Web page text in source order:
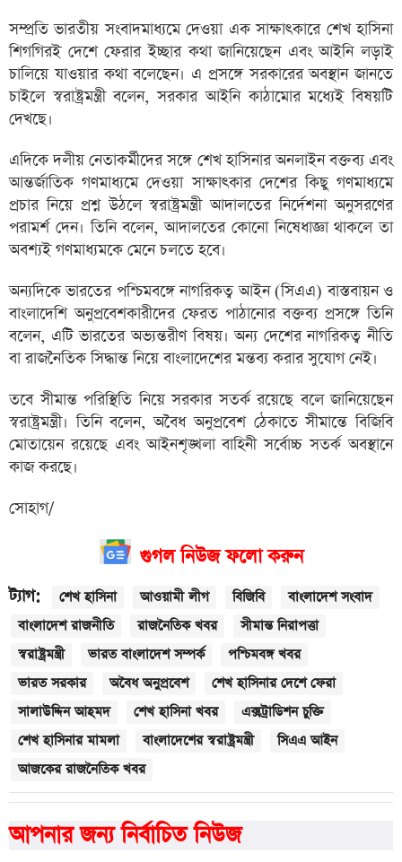
সম্প্রতি ভারতীয় সংবাদমাধ্যমে দেওয়া এক সাক্ষাৎকারে শেখ হাসিনা
শিগগিরই দেশে ফেরার ইচ্ছার কথা জানিয়েছেন এবং আইনি লড়াই
চালিয়ে যাওয়ার কথা বলেছেন। এ প্রসঙ্গে সরকারের অবস্থান জানতে
চাইলে স্বরাষ্ট্রমন্ত্রী বলেন, সরকার আইনি কাঠামোর মধ্যেই বিষয়টি
দেখছে।
এদিকে দলীয় নেতাকর্মীদের সঙ্গে শেখ হাসিনার অনলাইন বক্তব্য এবং
আন্তর্জাতিক গণমাধ্যমে দেওয়া সাক্ষাৎকার দেশের কিছু গণমাধ্যমে
প্রচার নিয়ে প্রশ্ন উঠলে স্বরাষ্ট্রমন্ত্রী আদালতের নির্দেশনা অনুসরণের
পরামর্শ দেন। তিনি বলেন, আদালতের কোনো নিষেধাজ্ঞা থাকলে তা
অবশ্যই গণমাধ্যমকে মেনে চলতে হবে।
অন্যদিকে ভারতের পশ্চিমবঙ্গে নাগরিকত্ব আইন (সিএএ) বাস্তবায়ন ও
বাংলাদেশি অনুপ্রবেশকারীদের ফেরত পাঠানোর বক্তব্য প্রসঙ্গে তিনি
বলেন, এটি ভারতের অভ্যন্তরীণ বিষয়। অন্য দেশের নাগরিকত্ব নীতি
বা রাজনৈতিক সিদ্ধান্ত নিয়ে বাংলাদেশের মন্তব্য করার সুযোগ নেই।
তবে সীমান্ত পরিস্থিতি নিয়ে সরকার সতর্ক রয়েছে বলে জানিয়েছেন
স্বরাষ্ট্রমন্ত্রী। তিনি বলেন, অবৈধ অনুপ্রবেশ ঠেকাতে সীমান্তে বিজিবি
মোতায়েন রয়েছে এবং আইনশৃঙ্খলা বাহিনী সর্বোচ্চ সতর্ক অবস্থানে
কাজ করছে।
সোহাগ/
গুগল নিউজ ফলো করুন
ট্যাগ: শেখ হাসিনা আওয়ামী লীগ বিজিবি
বাংলাদেশ সংবাদ
বাংলাদেশ রাজনীতি
রাজনৈতিক খবর
সীমান্ত নিরাপত্তা
স্বরাষ্ট্রমন্ত্রী
ভারত বাংলাদেশ সম্পর্ক
পশ্চিমবঙ্গ খবর
ভারত সরকার
অবৈধ অনুপ্রবেশ
শেখ হাসিনার দেশে ফেরা
সালাউদ্দিন আহমদ
শেখ হাসিনা খবর
এক্সট্রাডিশন চুক্তি
শেখ হাসিনার মামলা
বাংলাদেশের স্বরাষ্ট্রমন্ত্রী
সিএএ আইন
আজকের রাজনৈতিক খবর
আপনার জন্য নির্বাচিত নিউজ